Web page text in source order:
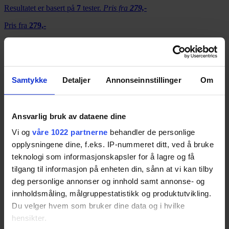
Samtykke Detaljer Annonseinnstillinger Om
Ansvarlig bruk av dataene dine
Vi og våre 1022 partnerne behandler de personlige
opplysningene dine, f.eks. IP-nummeret ditt, ved å bruke
teknologi som informasjonskapsler for å lagre og få
tilgang til informasjon på enheten din, sånn at vi kan tilby
deg personlige annonser og innhold samt annonse- og
innholdsmåling, målgruppestatistikk og produktutvikling.
Du velger hvem som bruker dine data og i hvilke
hensikter.
Resultatet er basert på 7 tester. Pris fra 279,-
Pris fra 279,-
79
Jabra Move Style Edition
Resultatet er basert på
Sennheiser Momentum Wireless 3
Resultatet er basert på8tester.Pris fra 1 461,-
Pris fra1 461,-